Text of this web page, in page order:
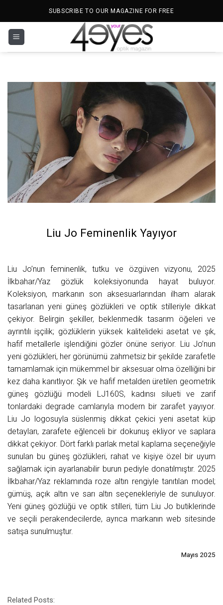
SUBSCRIBE TO OUR MAGAZINE FOR FREE
Liu Jo Feminenlik Yayıyor
Liu Jo’nun feminenlik, tutku ve özgüven vizyonu, 2025
İlkbahar/Yaz gözlük koleksiyonunda hayat buluyor.
Koleksiyon, markanın son aksesuarlarından ilham alarak
tasarlanan yeni güneş gözlükleri ve optik stilleriyle dikkat
çekiyor. Belirgin şekiller, beklenmedik tasarım öğeleri ve
ayrıntılı işçilik; gözlüklerin yüksek kalitelideki asetat ve şık,
hafif metallerle işlendiğini gözler önüne seriyor. Liu Jo’nun
yeni gözlükleri, her görünümü zahmetsiz bir şekilde zarafetle
tamamlamak için mükemmel bir aksesuar olma özelliğini bir
kez daha kanıtlıyor. Şık ve hafif metalden üretilen geometrik
güneş gözlüğü modeli LJ160S, kadınsı silueti ve zarif
tonlardaki degrade camlarıyla modern bir zarafet yayıyor.
Liu Jo logosuyla süslenmiş dikkat çekici yeni asetat küp
detayları, zarafete eğlenceli bir dokunuş ekliyor ve saplara
dikkat çekiyor. Dört farklı parlak metal kaplama seçeneğiyle
sunulan bu güneş gözlükleri, rahat ve kişiye özel bir uyum
sağlamak için ayarlanabilir burun pediyle donatılmıştır. 2025
İlkbahar/Yaz reklamında roze altın rengiyle tanıtılan model;
gümüş, açık altın ve sarı altın seçenekleriyle de sunuluyor.
Yeni güneş gözlüğü ve optik stilleri, tüm Liu Jo butiklerinde
ve seçili perakendecilerde, ayrıca markanın web sitesinde
satışa sunulmuştur.
Mayıs 2025
Related Posts: